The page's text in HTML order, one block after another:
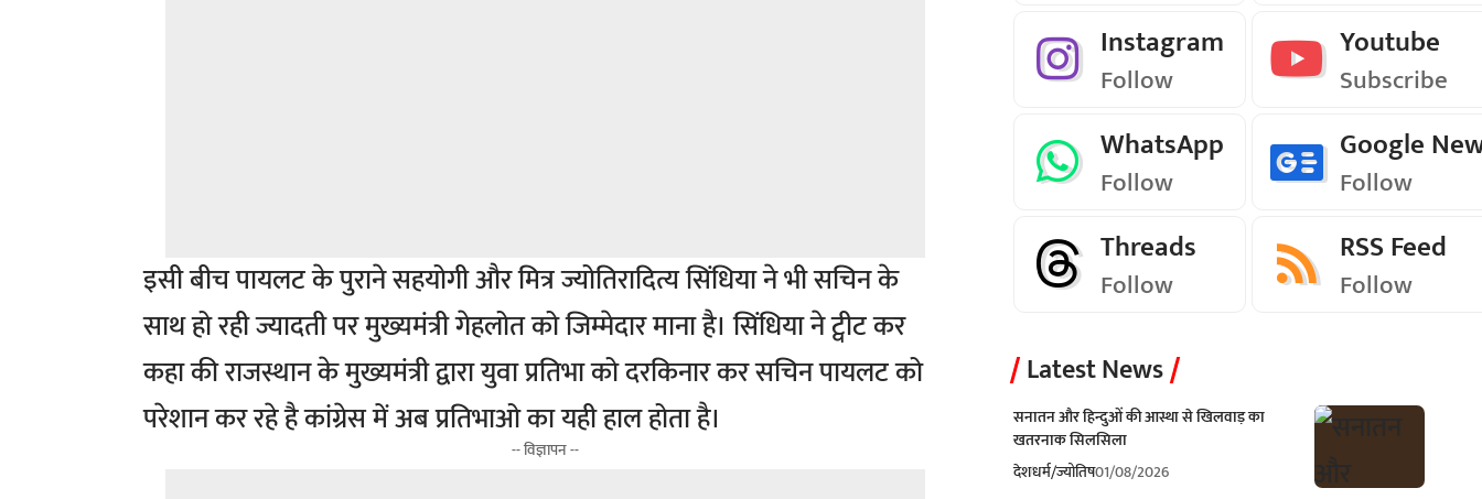
इसी बीच पायलट के पुराने सहयोगी और मित्र ज्योतिरादित्य सिंधिया ने भी सचिन के
साथ हो रही ज्यादती पर मुख्यमंत्री गेहलोत को जिम्मेदार माना है। सिंधिया ने ट्वीट कर
कहा की राजस्थान के मुख्यमंत्री द्वारा युवा प्रतिभा को दरकिनार कर सचिन पायलट को
परेशान कर रहे है कांग्रेस में अब प्रतिभाओ का यही हाल होता है।
-- विज्ञापन --
Instagram
Follow
Youtube
Subscribe
WhatsApp
Follow
Google
Follow
Threads
Follow
RSS Feed
Follow
Latest News
सनातन और हिन्दुओं की आस्था से खिलवाड़ का
खतरनाक सिलसिला
देशधर्म/ज्योतिष01/08/2026